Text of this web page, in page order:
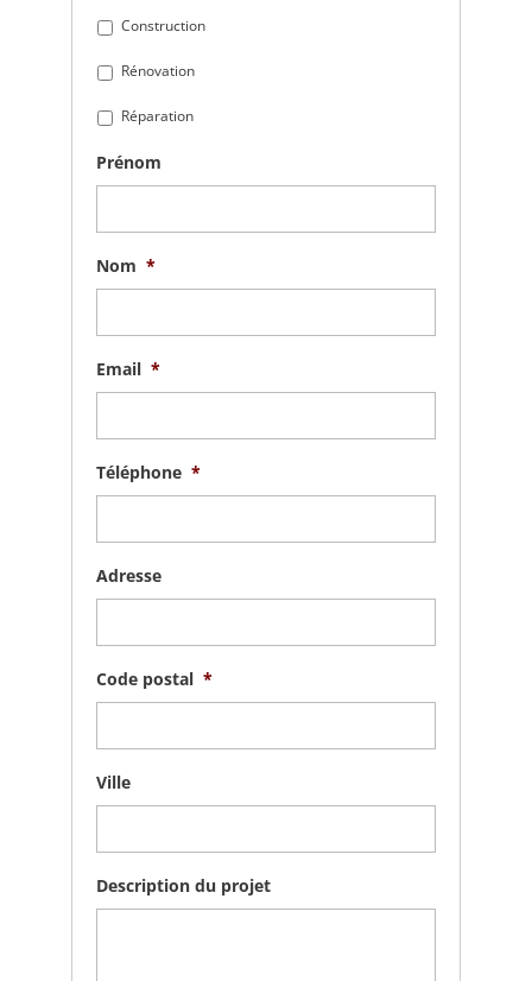
Construction
Rénovation
Réparation
Prénom
Nom *
Email *
Téléphone *
Adresse
Code postal *
Ville
Description du projet